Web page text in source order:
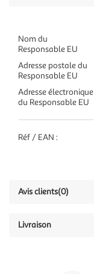
Nom du
Responsable EU
Adresse postale du
Responsable EU
Adresse électronique
du Responsable EU
Réf / EAN :
Avis clients(0)
Livraison